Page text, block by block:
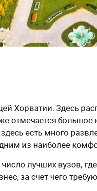
Хорватии. Здесь
отмечается
есть много
из наиболее
число лучших вузов,
за счет чего